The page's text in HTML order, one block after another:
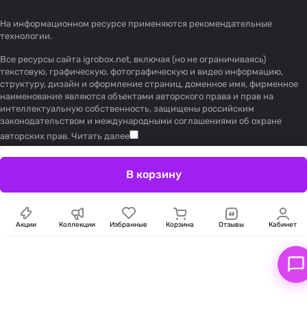
На информационном ресурсе применяются рекомендательные
технологии.
Все ресурсы сайта igrobox.net, включая (но не ограничиваясь)
текстовую, графическую, фотографическую и видео информацию,
структуру, дизайн и оформление страниц, доменное имя, фирменное
наименование являются объектами авторского права и прав на
интеллектуальную собственность, защищены российским
законодательством и международными соглашениями об охране
авторских прав. Читать далее
В корзину
Акции Коллекции Избранные Корзина Отзывы Кабинет